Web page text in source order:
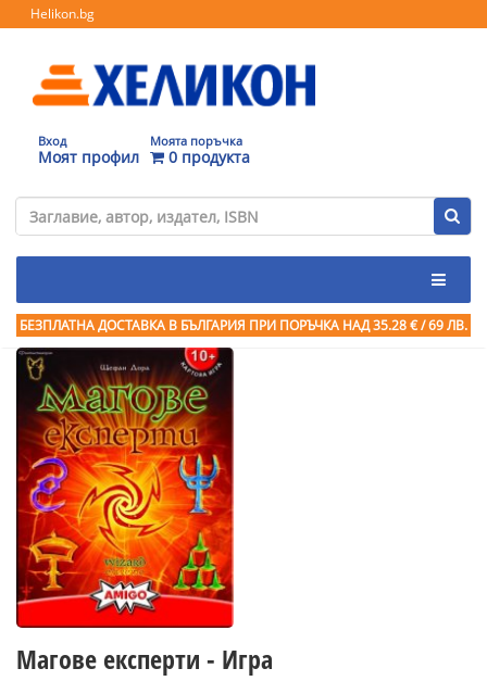
Helikon.bg
Вход
Моят профил
Моята поръчка
0 продукта
БЕЗПЛАТНА ДОСТАВКА В БЪЛГАРИЯ ПРИ ПОРЪЧКА НАД 35.28 € / 69 ЛВ.
Магове експерти - Игра